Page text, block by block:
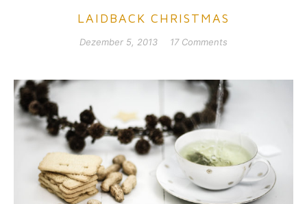
LAIDBACK CHRISTMAS
Dezember 5, 2013 17 Comments